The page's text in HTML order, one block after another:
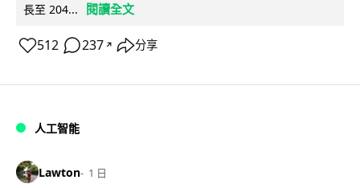
長至 204...
閱讀全文
512 237 ↗ 分享
人工智能
Lawton 1 日